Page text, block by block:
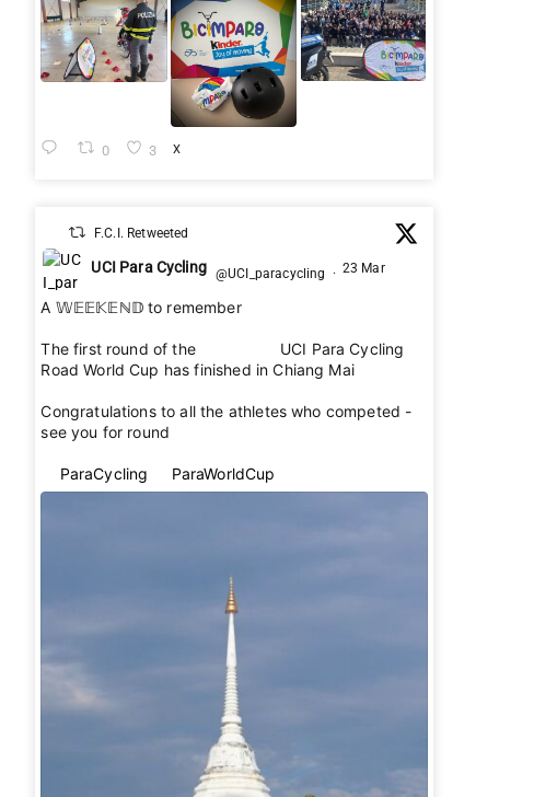
0 3 X
F.C.I. Retweeted
UCI Para Cycling @UCI_paracycling · 23 Mar
A 𝕎𝔼𝔼𝕂𝔼ℕ𝔻 to remember 🌟
The first round of the 2026 UCI Para Cycling
Road World Cup has finished in Chiang Mai 🇹🇭
Congratulations to all the athletes who competed -
see you for round 2 👋
#ParaCycling #ParaWorldCup